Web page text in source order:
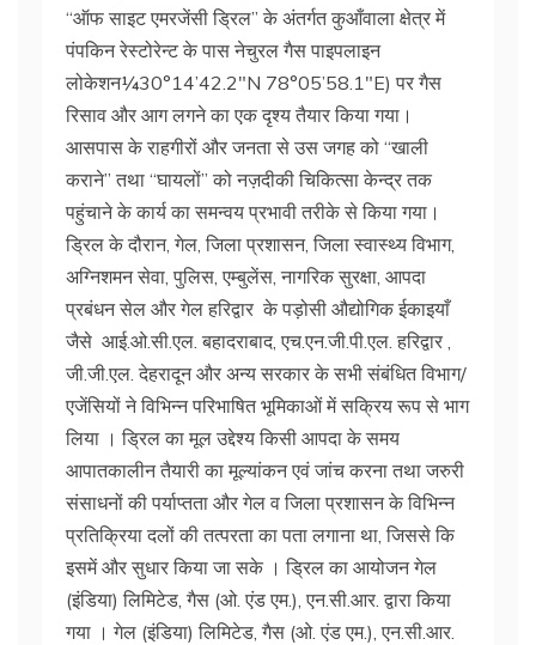
“ऑफ साइट एमरजेंसी ड्रिल” के अंतर्गत कुआँवाला क्षेत्र में
पंपकिन रेस्टोरेन्ट के पास नेचुरल गैस पाइपलाइन
लोकेशन¼30°14’42.2″N 78°05’58.1″E) पर गैस
रिसाव और आग लगने का एक दृश्‍य तैयार किया गया।
आसपास के राहगीरों और जनता से उस जगह को “खाली
कराने” तथा “घायलों” को नज़दीकी चिकित्‍सा केन्‍द्र तक
पहुंचाने के कार्य का समन्‍वय प्रभावी तरीके से किया गया।
ड्रिल के दौरान, गेल, जिला प्रशासन, जिला स्वास्थ्य विभाग,
अग्निशमन सेवा, पुलिस, एम्बुलेंस, नागरिक सुरक्षा, आपदा
प्रबंधन सेल और गेल हरिद्वार के पड़ोसी औद्योगिक ईकाइयाँ
जैसे आई.ओ.सी.एल. बहादराबाद, एच.एन.जी.पी.एल. हरिद्वार ,
जी.जी.एल. देहरादून और अन्य सरकार के सभी संबंधित विभाग/
एजेंसियों ने विभिन्न परिभाषित भूमिकाओं में सक्रिय रूप से भाग
लिया । ड्रिल का मूल उद्देश्‍य किसी आपदा के समय
आपातकालीन तैयारी का मूल्‍यांकन एवं जांच करना तथा जरुरी
संसाधनों की पर्याप्‍तता और गेल व जिला प्रशासन के विभिन्‍न
प्रतिक्रिया दलों की तत्‍परता का पता लगाना था, जिससे कि
इसमें और सुधार किया जा सके । ड्रिल का आयोजन गेल
(इंडिया) लिमिटेड, गैस (ओ. एंड एम.), एन.सी.आर. द्वारा किया
गया । गेल (इंडिया) लिमिटेड, गैस (ओ. एंड एम.), एन.सी.आर.